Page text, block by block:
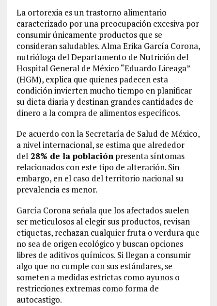
La ortorexia es un trastorno alimentario
caracterizado por una preocupación excesiva por
consumir únicamente productos que se
consideran saludables. Alma Erika García Corona,
nutrióloga del Departamento de Nutrición del
Hospital General de México “Eduardo Liceaga”
(HGM), explica que quienes padecen esta
condición invierten mucho tiempo en planificar
su dieta diaria y destinan grandes cantidades de
dinero a la compra de alimentos específicos.
De acuerdo con la Secretaría de Salud de México,
a nivel internacional, se estima que alrededor
del28% de la poblaciónpresenta síntomas
relacionados con este tipo de alteración. Sin
embargo, en el caso del territorio nacional su
prevalencia es menor.
García Corona señala que los afectados suelen
ser meticulosos al elegir sus productos, revisan
etiquetas, rechazan cualquier fruta o verdura que
no sea de origen ecológico y buscan opciones
libres de aditivos químicos. Si llegan a consumir
algo que no cumple con sus estándares, se
someten a medidas estrictas como ayunos o
restricciones extremas como forma de
autocastigo.